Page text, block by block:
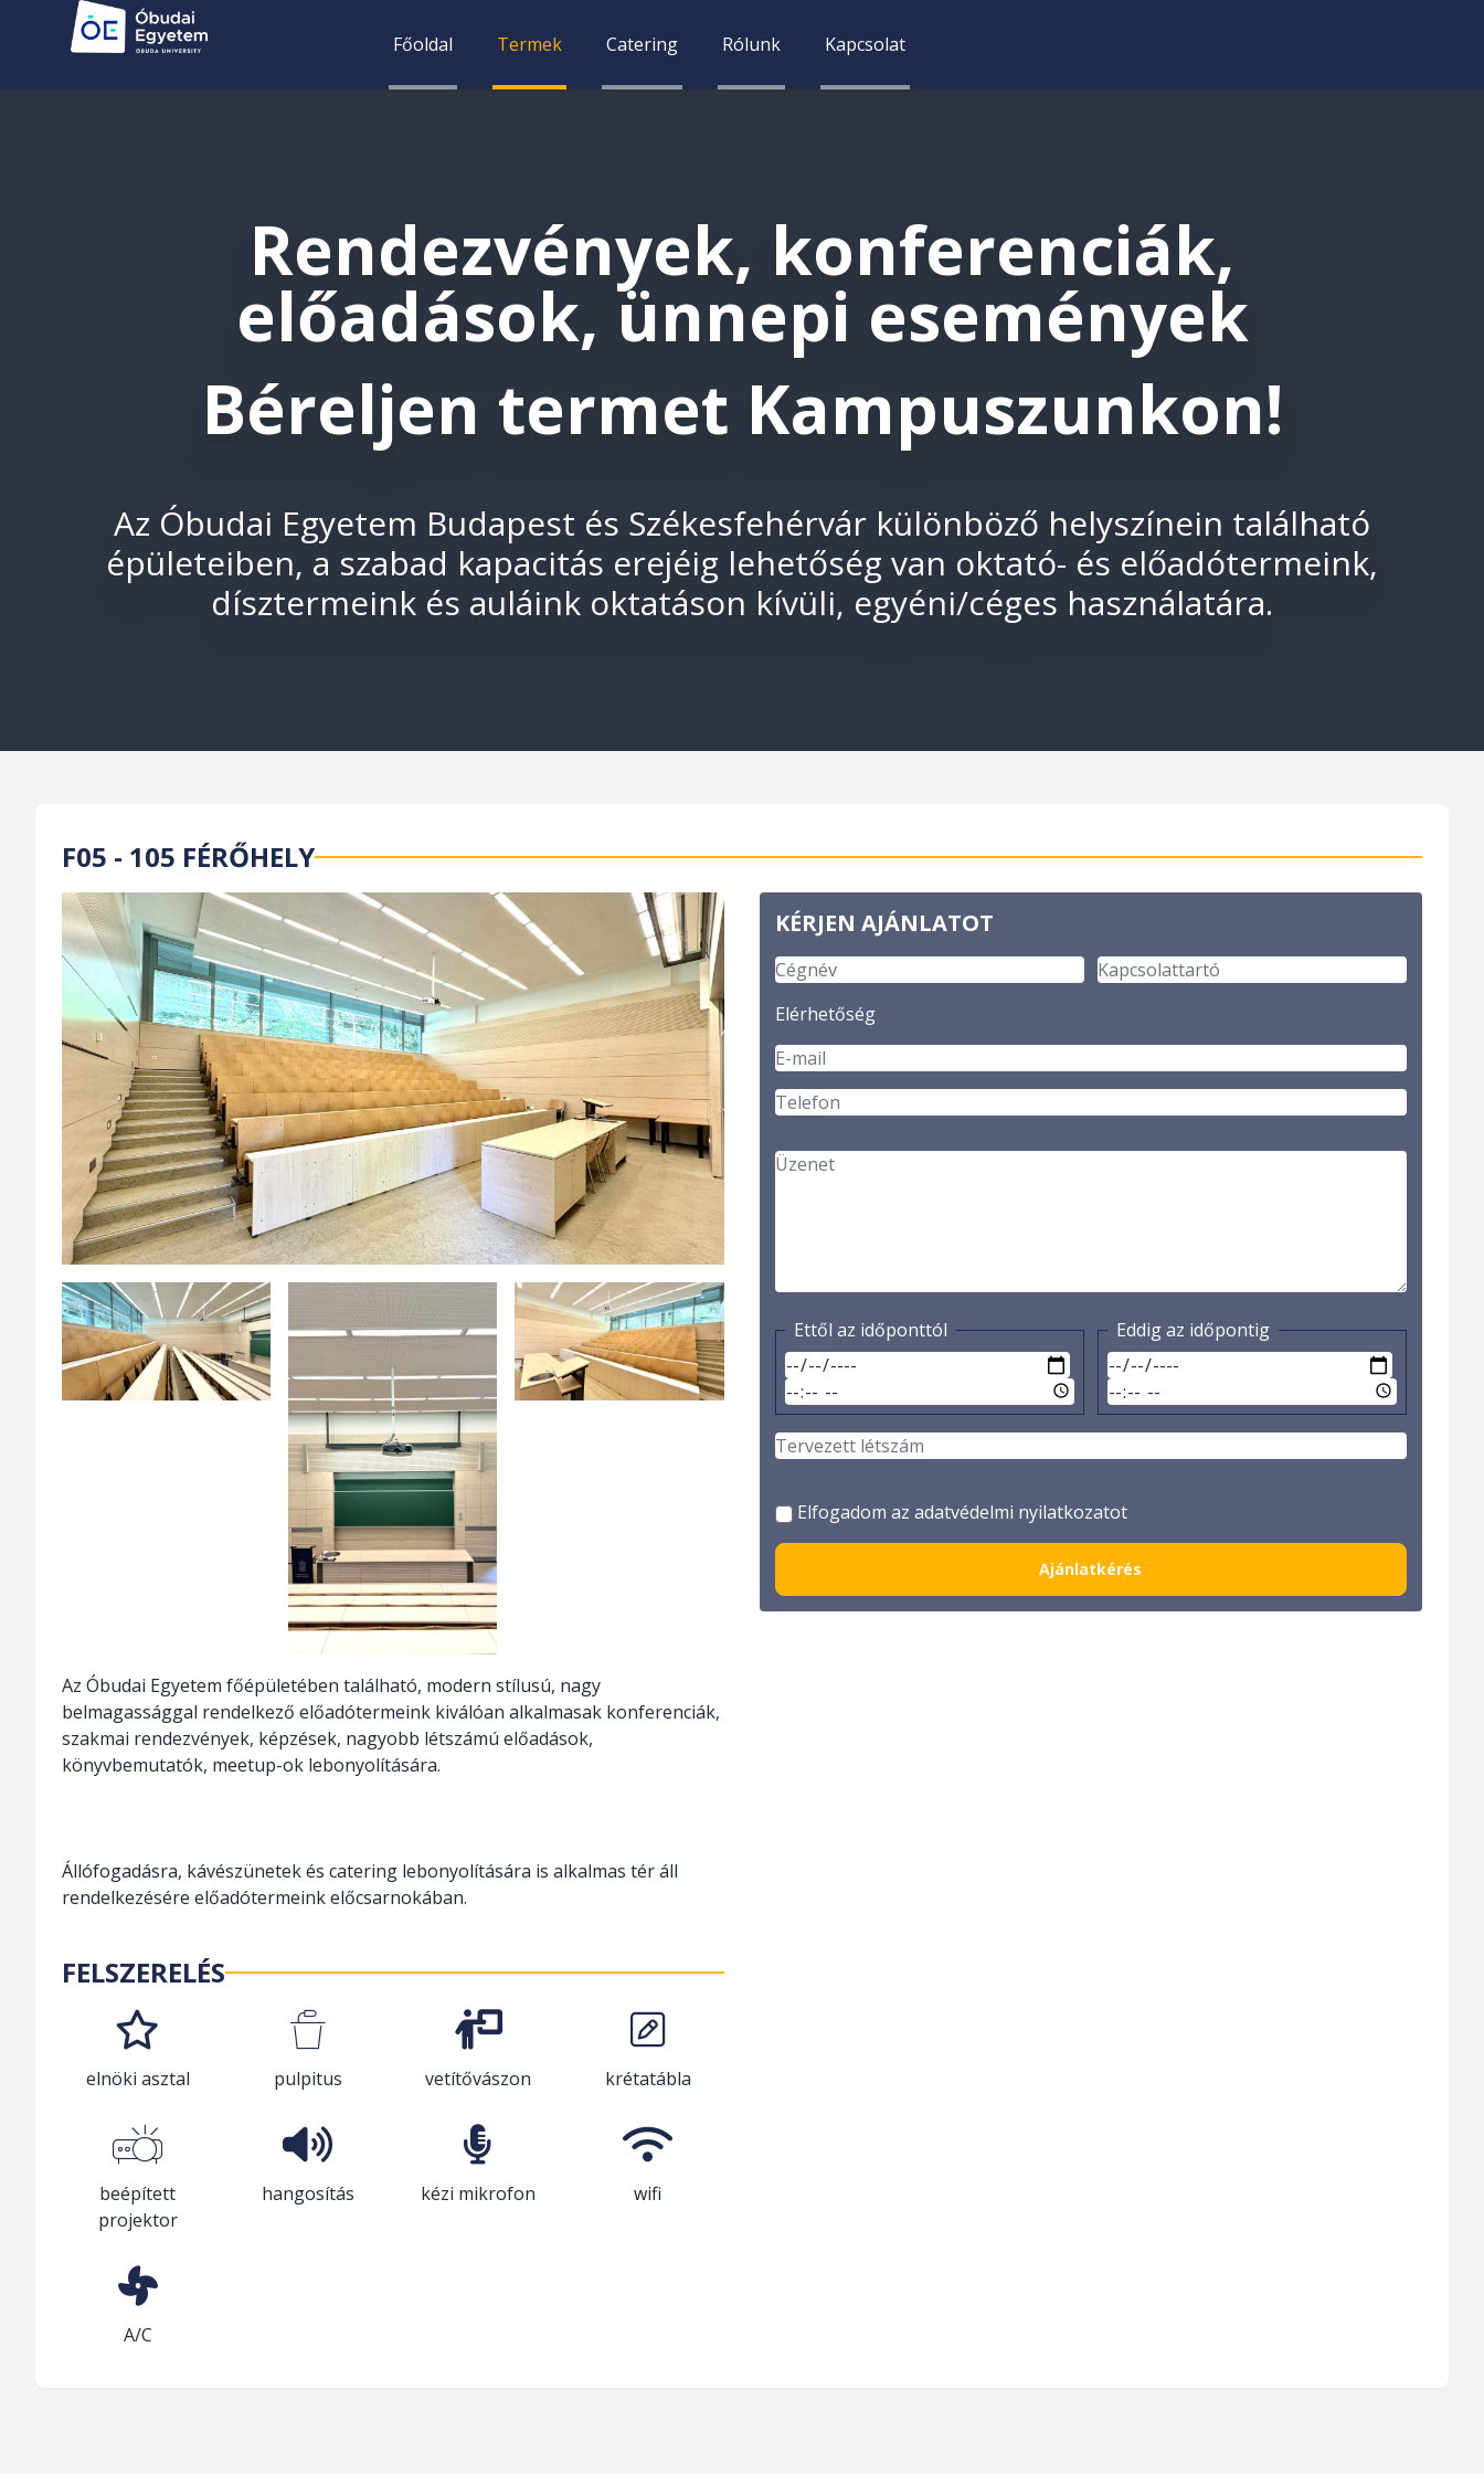
Főoldal Termek Catering Rólunk Kapcsolat
Rendezvények, konferenciák,
előadások, ünnepi események
Béreljen termet Kampuszunkon!
Az Óbudai Egyetem Budapest és Székesfehérvár különböző helyszínein található
épületeiben, a szabad kapacitás erejéig lehetőség van oktató- és előadótermeink,
dísztermeink és auláink oktatáson kívüli, egyéni/céges használatára.
F05 - 105 FÉRŐHELY
Az Óbudai Egyetem főépületében található, modern stílusú, nagy
belmagassággal rendelkező előadótermeink kiválóan alkalmasak konferenciák,
szakmai rendezvények, képzések, nagyobb létszámú előadások,
könyvbemutatók, meetup-ok lebonyolítására.
Állófogadásra, kávészünetek és catering lebonyolítására is alkalmas tér áll
rendelkezésére előadótermeink előcsarnokában.
FELSZERELÉS
elnöki asztal pulpitus vetítővászon krétatábla
beépített
projektor
hangosítás kézi mikrofon wifi
A/C
KÉRJEN AJÁNLATOT
Elérhetőség
Ettől az időponttól Eddig az időpontig
Elfogadom az adatvédelmi nyilatkozatot
Ajánlatkérés